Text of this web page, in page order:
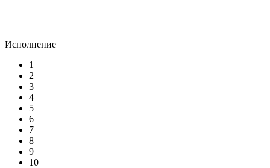
Исполнение
1
2
3
4
5
6
7
8
9
10